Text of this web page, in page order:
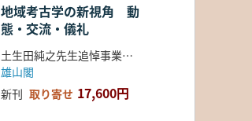
地域考古学の新視角 動
態・交流・儀礼
土生田純之先生追悼事業会 編
雄山閣
新刊 取り寄せ 17,600円